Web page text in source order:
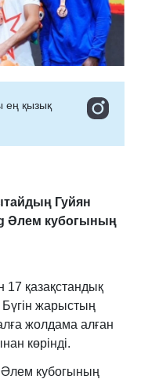
ең қызық
Гуйян
Әлем кубогының
қазақстандық
Бүгін жарыстың
жолдама алған
көрінді.
кубогының